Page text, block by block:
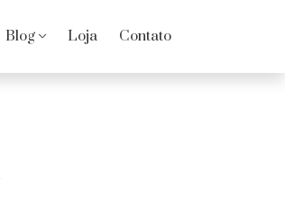
Blog Loja Contato